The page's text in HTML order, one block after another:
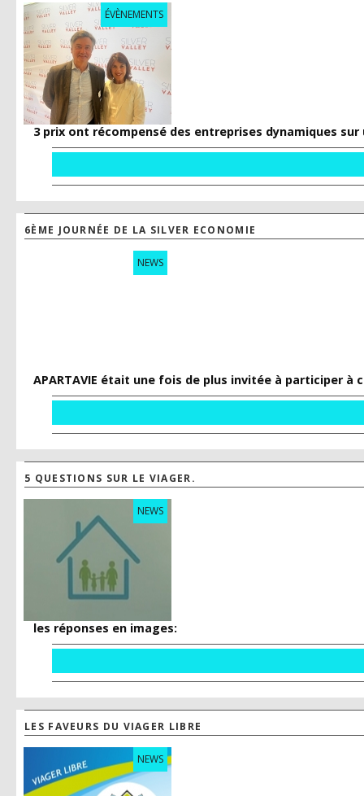
ÉVÈNEMENTS
3 prix ont récompensé des entreprises dynamiques
6ÈME JOURNÉE DE LA SILVER ECONOMIE
NEWS
APARTAVIE était une fois de plus invitée à participer à
5 QUESTIONS SUR LE VIAGER.
NEWS
les réponses en images:
LES FAVEURS DU VIAGER LIBRE
NEWS